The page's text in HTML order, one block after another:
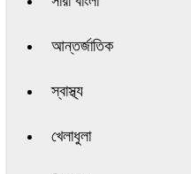
আন্তর্জাতিক
স্বাস্থ্য
খেলাধুলা